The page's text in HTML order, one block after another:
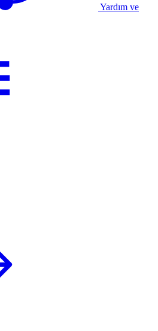
Yardım ve